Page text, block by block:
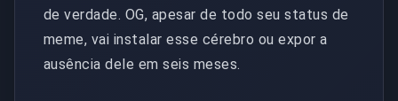
de verdade. OG, apesar de todo seu status de
meme, vai instalar esse cérebro ou expor a
ausência dele em seis meses.